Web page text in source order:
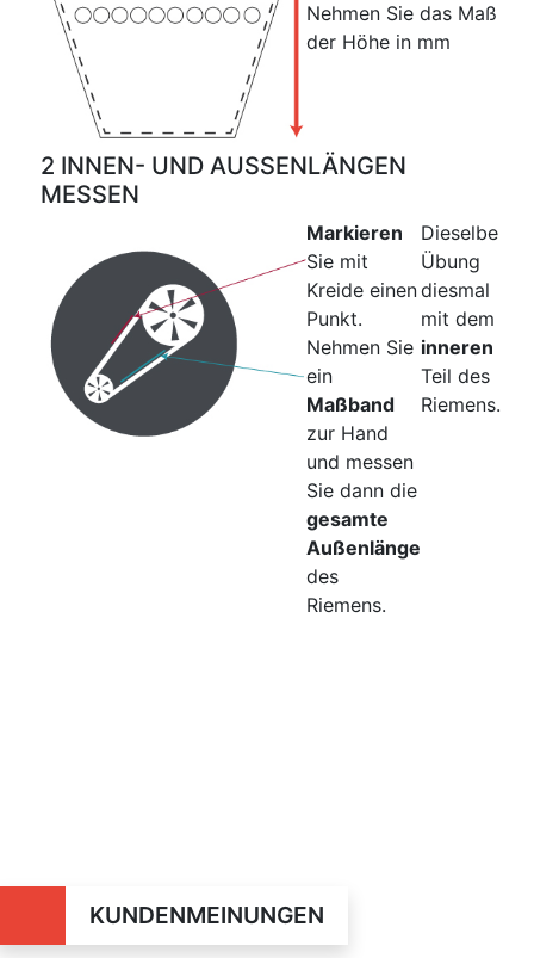
Nehmen Sie das Maß
der Höhe in mm
2 INNEN- UND AUSSENLÄNGEN
MESSEN
Markieren
Sie mit
Kreide einen
Punkt.
Nehmen Sie
ein
Maßband
zur Hand
und messen
Sie dann die
gesamte
Außenlänge
des
Riemens.
Dieselbe
Übung
diesmal
mit dem
inneren
Teil des
Riemens.
KUNDENMEINUNGEN